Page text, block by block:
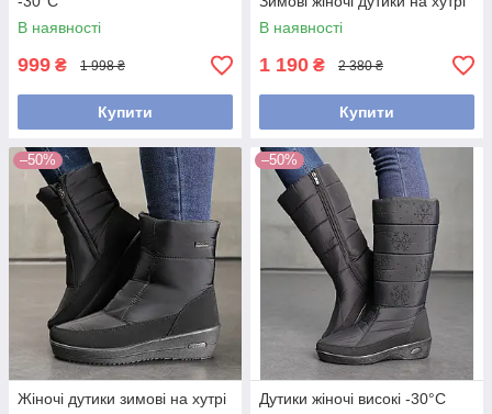
В наявності
999 ₴ 1 998 ₴
Купити
В наявності
1 190 ₴ 2 380 ₴
Купити
–50%
Жіночі дутики зимові на хутрі
–50%
Дутики жіночі високі -30°С